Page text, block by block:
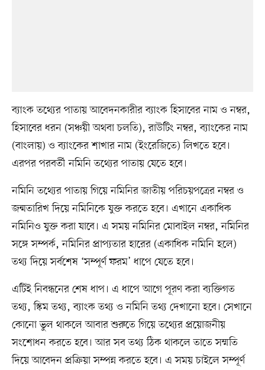
ব্যাংক তথ্যের পাতায় আবেদনকারীর ব্যাংক হিসাবের নাম ও নম্বর,
হিসাবের ধরন (সঞ্চয়ী অথবা চলতি), রাউটিং নম্বর, ব্যাংকের নাম
(বাংলায়) ও ব্যাংকের শাখার নাম (ইংরেজিতে) লিখতে হবে।
এরপর পরবর্তী নমিনি তথ্যের পাতায় যেতে হবে।
নমিনি তথ্যের পাতায় গিয়ে নমিনির জাতীয় পরিচয়পত্রের নম্বর ও
জন্মতারিখ দিয়ে নমিনিকে যুক্ত করতে হবে। এখানে একাধিক
নমিনিও যুক্ত করা যাবে। এ সময় নমিনির মোবাইল নম্বর, নমিনির
সঙ্গে সম্পর্ক, নমিনির প্রাপ্যতার হারের (একাধিক নমিনি হলে)
তথ্য দিয়ে সর্বশেষ ‘সম্পূর্ণ ফরম’ ধাপে যেতে হবে।
এটিই নিবন্ধনের শেষ ধাপ। এ ধাপে আগে পূরণ করা ব্যক্তিগত
তথ্য, স্কিম তথ্য, ব্যাংক তথ্য ও নমিনি তথ্য দেখানো হবে। সেখানে
কোনো ভুল থাকলে আবার শুরুতে গিয়ে তথ্যের প্রয়োজনীয়
সংশোধন করতে হবে। আর সব তথ্য ঠিক থাকলে তাতে সম্মতি
দিয়ে আবেদন প্রক্রিয়া সম্পন্ন করতে হবে। এ সময় চাইলে সম্পূর্ণ